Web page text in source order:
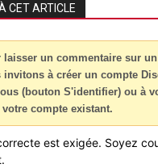
CET ARTICLE
laisser un commentaire sur
invitons à créer un compte
(bouton S'identifier) ou à
votre compte existant.
est exigée. Soyez